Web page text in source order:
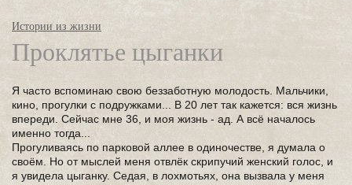
Истории из жизни
Проклятье цыганки
Я часто вспоминаю свою беззаботную молодость. Мальчики,
кино, прогулки с подружками... В 20 лет так кажется: вся жизнь
впереди. Сейчас мне 36, и моя жизнь - ад. А всё началось
именно тогда...
Прогуливаясь по парковой аллее в одиночестве, я думала о
своём. Но от мыслей меня отвлёк скрипучий женский голос, и
я увидела цыганку. Седая, в лохмотьях, она вызвала у меня